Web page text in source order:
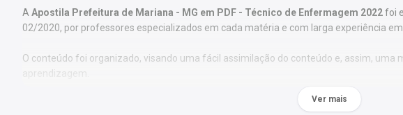
A Apostila Prefeitura de Mariana - MG em PDF - Técnico de Enfermagem 2022foi
02/2020, por professores especializados em cada matéria e com larga experiência em
O conteúdo foi organizado, visando uma fácil assimilação do conteúdo e, assim, uma
aprendizagem.
Ver mais